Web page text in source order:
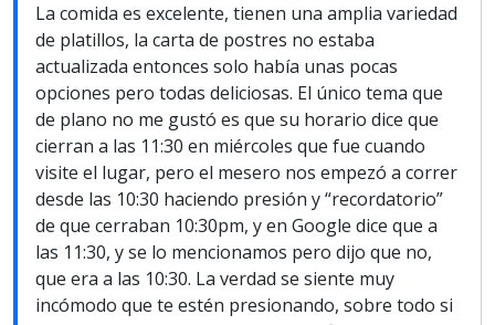
La comida es excelente, tienen una amplia variedad
de platillos, la carta de postres no estaba
actualizada entonces solo había unas pocas
opciones pero todas deliciosas. El único tema que
de plano no me gustó es que su horario dice que
cierran a las 11:30 en miércoles que fue cuando
visite el lugar, pero el mesero nos empezó a correr
desde las 10:30 haciendo presión y “recordatorio”
de que cerraban 10:30pm, y en Google dice que a
las 11:30, y se lo mencionamos pero dijo que no,
que era a las 10:30. La verdad se siente muy
incómodo que te estén presionando, sobre todo si